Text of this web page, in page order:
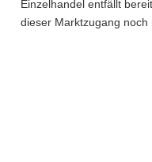
Einzelhandel entfällt
dieser Marktzugang noch